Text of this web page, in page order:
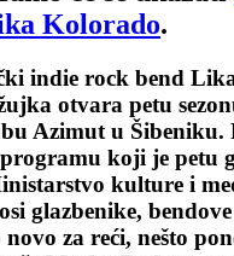
Kolorado.
indie rock bend
otvara petu
Azimut u Šibeniku.
koji je petu
kulture i
glazbenike,
za reći, nešto